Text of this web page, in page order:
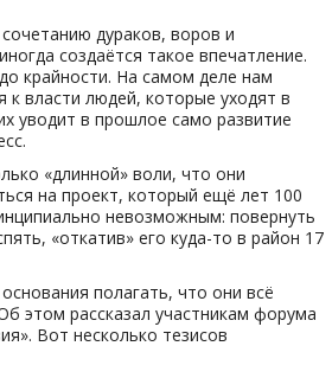
дураков, воров и
создаётся такое впечатление.
крайности. На самом деле нам
к власти людей, которые уходят в
уводит в прошлое само развитие
«длинной» воли, что они
на проект, который ещё лет 100
невозможным: повернуть
«откатив» его куда-то в район 17
полагать, что они всё
этом рассказал участникам форума
Вот несколько тезисов